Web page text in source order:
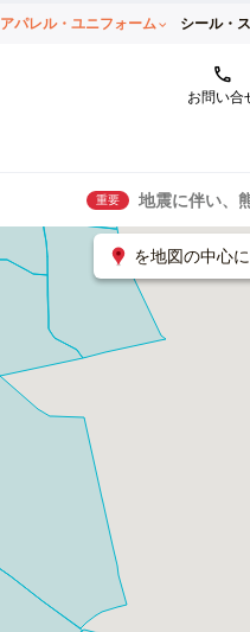
アパレル・ユニフォーム シール・
お問い合
重要 地震に伴い、
を地図の中心に